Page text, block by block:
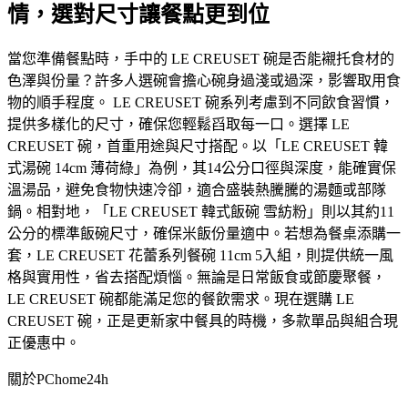
情，選對尺寸讓餐點更到位
當您準備餐點時，手中的 LE CREUSET 碗是否能襯托食材的
色澤與份量？許多人選碗會擔心碗身過淺或過深，影響取用食
物的順手程度。 LE CREUSET 碗系列考慮到不同飲食習慣，
提供多樣化的尺寸，確保您輕鬆舀取每一口。選擇 LE
CREUSET 碗，首重用途與尺寸搭配。以「LE CREUSET 韓
式湯碗 14cm 薄荷綠」為例，其14公分口徑與深度，能確實保
溫湯品，避免食物快速冷卻，適合盛裝熱騰騰的湯麵或部隊
鍋。相對地，「LE CREUSET 韓式飯碗 雪紡粉」則以其約11
公分的標準飯碗尺寸，確保米飯份量適中。若想為餐桌添購一
套，LE CREUSET 花蕾系列餐碗 11cm 5入組，則提供統一風
格與實用性，省去搭配煩惱。無論是日常飯食或節慶聚餐，
LE CREUSET 碗都能滿足您的餐飲需求。現在選購 LE
CREUSET 碗，正是更新家中餐具的時機，多款單品與組合現
正優惠中。
關於PChome24h